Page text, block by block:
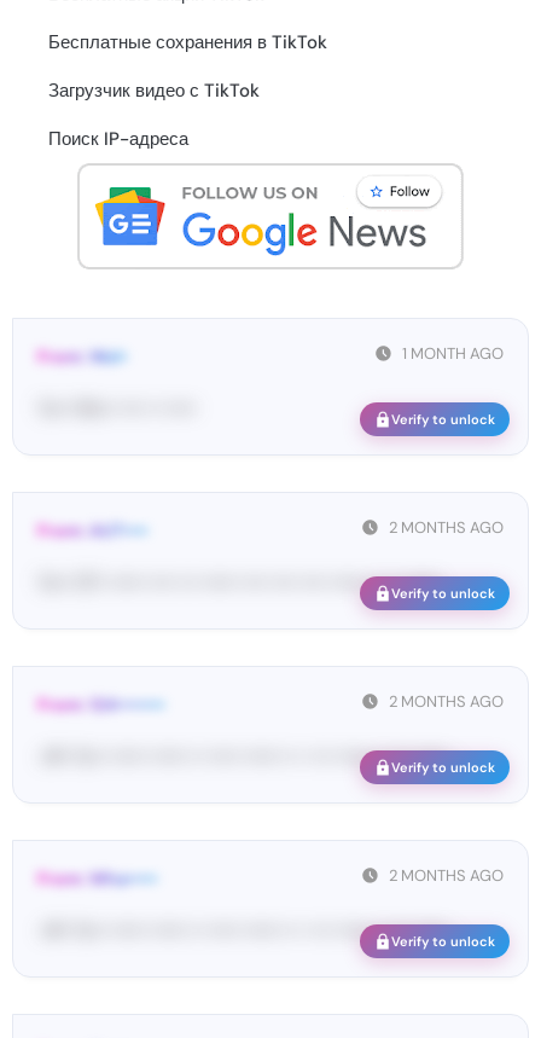
Бесплатные сохранения в TikTok
Загрузчик видео с TikTok
Поиск IP-адреса
1 MONTH AGO
From: Wol•
Verify to unlock
2 MONTHS AGO
From: AUT••••
Yo•• OT• •••••• •••• ••• •••••• •••• •••• •••• •••••• •• •• ••••••Verify to unlock
2 MONTHS AGO
From: 124••••••••
<#• Yo•• •••••• •••••• •• ••••• •••••• •• • ••• •••••• •• ••• ••••• ...
Verify to unlock
2 MONTHS AGO
From: Wha•••••
<#• Yo•• •••••• •••••• •• ••••• •••••• •• • ••• •••••• •• ••• ••••• ...
Verify to unlock